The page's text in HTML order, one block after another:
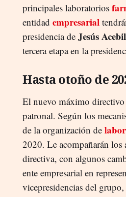
principales laboratorios
entidad empresarial
presidencia de Jesús
tercera etapa en la
Hasta otoño de
El nuevo máximo
patronal. Según los
de la organización de
2020. Le acompañarán
directiva, con algunos
ente empresarial en
vicepresidencias del